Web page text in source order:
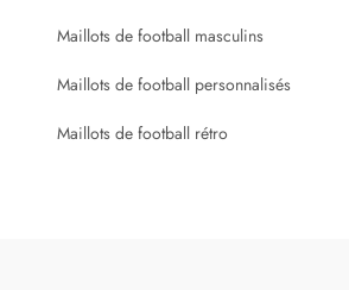
Maillots de football masculins
Maillots de football personnalisés
Maillots de football rétro